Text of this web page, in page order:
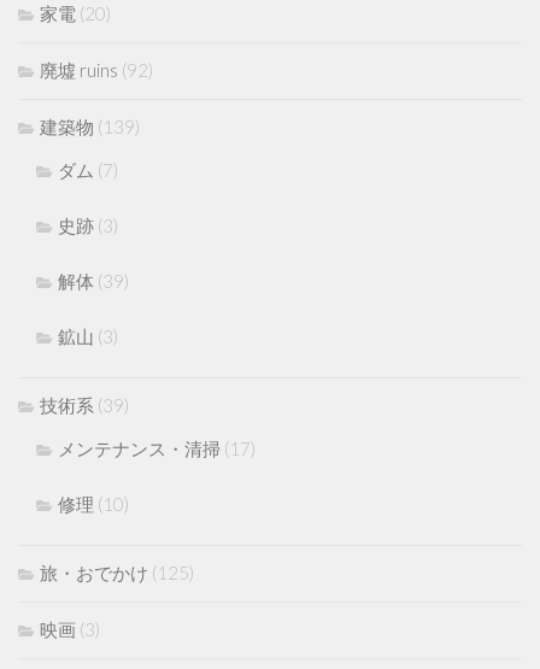
家電 (20)
廃墟 ruins (92)
建築物 (139)
ダム (7)
史跡 (3)
解体 (39)
鉱山 (3)
技術系 (39)
メンテナンス・清掃 (17)
修理 (10)
旅・おでかけ (125)
映画 (3)